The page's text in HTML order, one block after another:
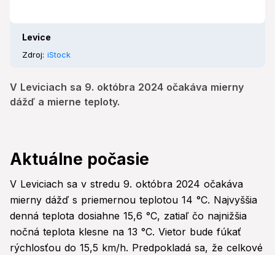
Levice
Zdroj: iStock
V Leviciach sa 9. októbra 2024 očakáva mierny
dážď a mierne teploty.
Aktuálne počasie
V Leviciach sa v stredu 9. októbra 2024 očakáva
mierny dážď s priemernou teplotou 14 °C. Najvyššia
denná teplota dosiahne 15,6 °C, zatiaľ čo najnižšia
nočná teplota klesne na 13 °C. Vietor bude fúkať
rýchlosťou do 15,5 km/h. Predpokladá sa, že celkové